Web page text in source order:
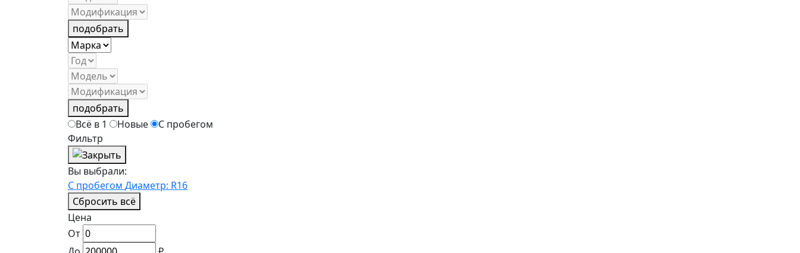
подобрать
подобрать
Всё в 1
Новые
С пробегом
Фильтр
Вы выбрали:
С пробегом Диаметр: R16
Сбросить всё
Цена
От